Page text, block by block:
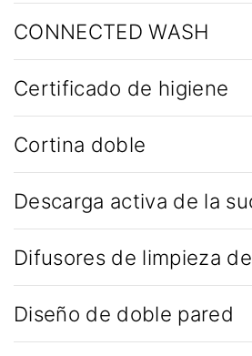
CONNECTED WASH
Certificado de higiene
Cortina doble
Descarga activa de la
Difusores de limpieza
Diseño de doble pared